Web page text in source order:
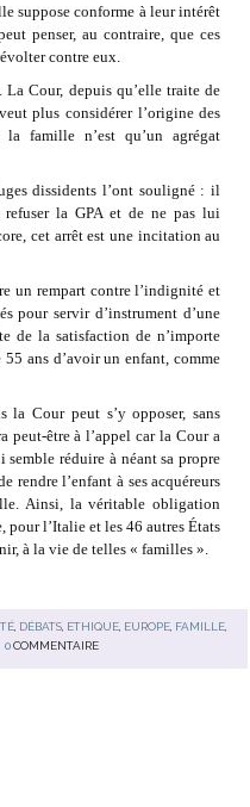
suppose conforme à leur intérêt
penser, au contraire, que ces
contre eux.
Cour, depuis qu’elle traite de
plus considérer l’origine des
famille n’est qu’un agrégat
dissidents l’ont souligné : il
la GPA et de ne pas lui
cet arrêt est une incitation au
un rempart contre l’indignité et
pour servir d’instrument d’une
de la satisfaction de n’importe
ans d’avoir un enfant, comme
la Cour peut s’y opposer, sans
peut-être à l’appel car la Cour a
réduire à néant sa propre
rendre l’enfant à ses acquéreurs
Ainsi, la véritable obligation
pour l’Italie et les 46 autres États
à la vie de telles « familles ».
, DÉBATS, ETHIQUE, EUROPE, FAMILLE,
0 COMMENTAIRE